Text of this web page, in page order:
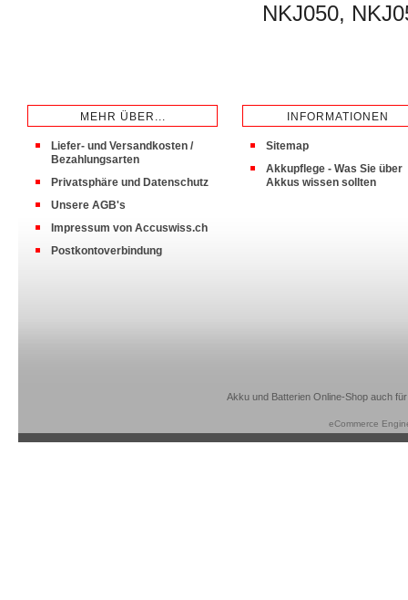
NKJ050,
MEHR ÜBER...
Liefer- und Versandkosten /
Bezahlungsarten
Privatsphäre und Datenschutz
Unsere AGB's
Impressum von Accuswiss.ch
Postkontoverbindung
INFORMATIONEN
Sitemap
Akkupflege - Was Sie über
Akkus wissen sollten
Akku und Batterien Online-Shop auch
eCommerce